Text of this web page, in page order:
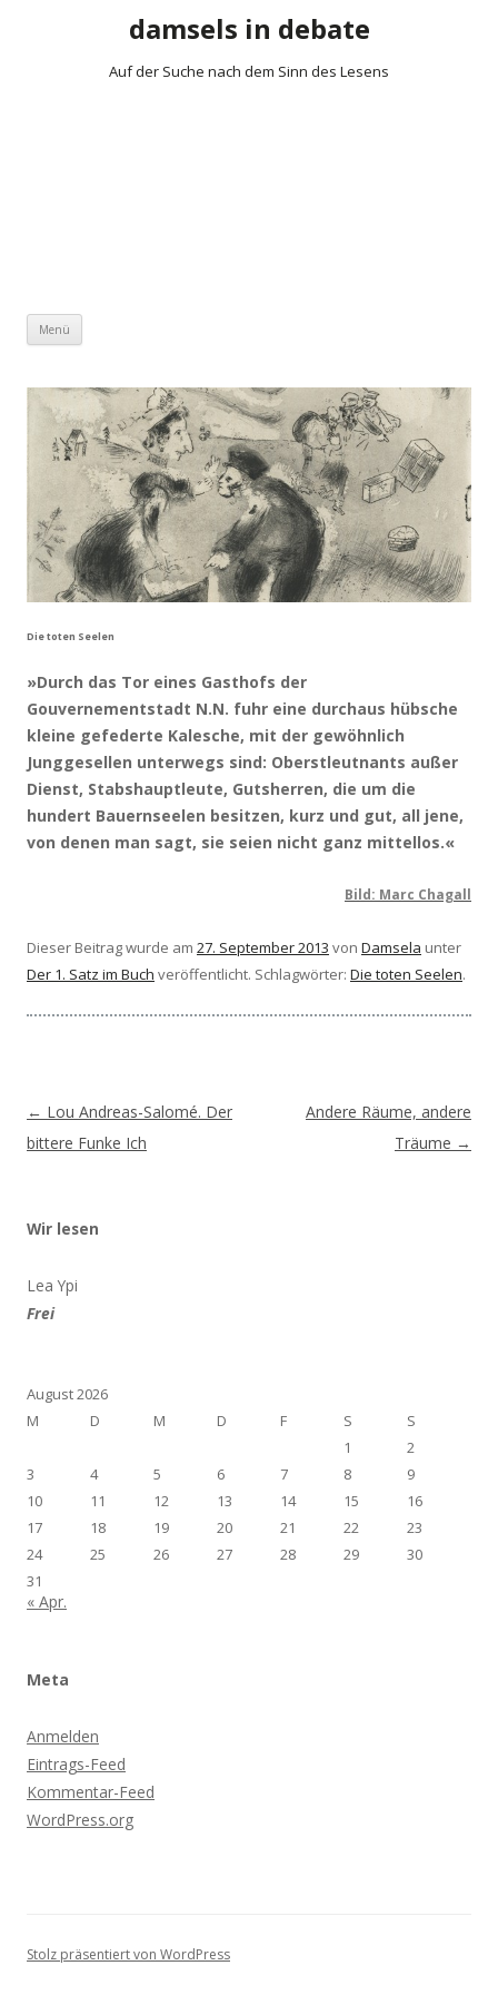
damsels in debate
Auf der Suche nach dem Sinn des Lesens
Menü
Die toten Seelen
»Durch das Tor eines Gasthofs der
Gouvernementstadt N.N. fuhr eine durchaus hübsche
kleine gefederte Kalesche, mit der gewöhnlich
Junggesellen unterwegs sind: Oberstleutnants außer
Dienst, Stabshauptleute, Gutsherren, die um die
hundert Bauernseelen besitzen, kurz und gut, all jene,
von denen man sagt, sie seien nicht ganz mittellos.«
Bild: Marc Chagall
Dieser Beitrag wurde am 27. September 2013 von Damsela unter
Der 1. Satz im Buch veröffentlicht. Schlagwörter: Die toten Seelen.
Beitragsnavigation
← Lou Andreas-Salomé. Der
bittere Funke Ich
Andere Räume, andere
Träume →
Wir lesen
Lea Ypi
Frei
August 2026
M
D M D F S
S
1
2
3
4 5 6 7 8
9
10
11 12 13 14 15
16
17
18 19 20 21 22
23
24
25 26 27 28 29
30
31
« Apr.
Meta
Anmelden
Eintrags-Feed
Kommentar-Feed
WordPress.org
Stolz präsentiert von WordPress